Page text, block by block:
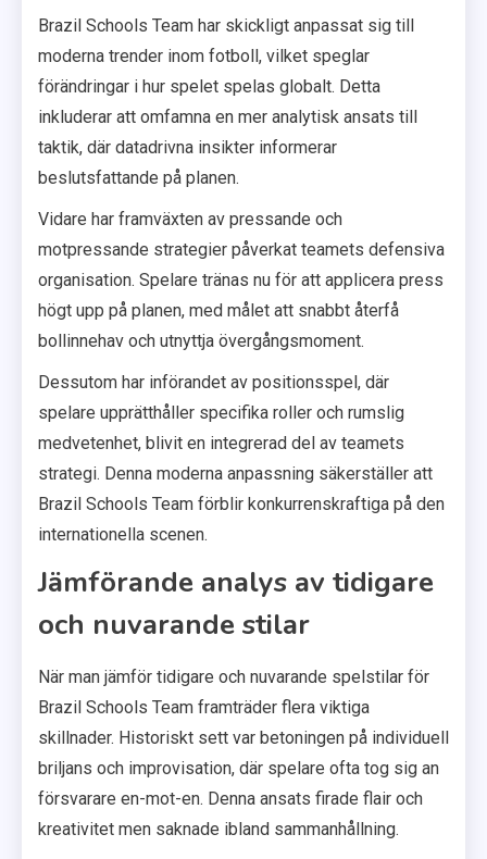
Brazil Schools Team har skickligt anpassat sig till
moderna trender inom fotboll, vilket speglar
förändringar i hur spelet spelas globalt. Detta
inkluderar att omfamna en mer analytisk ansats till
taktik, där datadrivna insikter informerar
beslutsfattande på planen.
Vidare har framväxten av pressande och
motpressande strategier påverkat teamets defensiva
organisation. Spelare tränas nu för att applicera press
högt upp på planen, med målet att snabbt återfå
bollinnehav och utnyttja övergångsmoment.
Dessutom har införandet av positionsspel, där
spelare upprätthåller specifika roller och rumslig
medvetenhet, blivit en integrerad del av teamets
strategi. Denna moderna anpassning säkerställer att
Brazil Schools Team förblir konkurrenskraftiga på den
internationella scenen.
Jämförande analys av tidigare
och nuvarande stilar
När man jämför tidigare och nuvarande spelstilar för
Brazil Schools Team framträder flera viktiga
skillnader. Historiskt sett var betoningen på individuell
briljans och improvisation, där spelare ofta tog sig an
försvarare en-mot-en. Denna ansats firade flair och
kreativitet men saknade ibland sammanhållning.